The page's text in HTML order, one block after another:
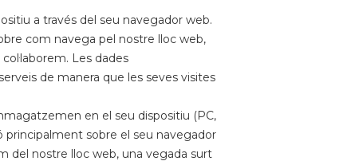
a través del seu navegador web.
com navega pel nostre lloc web,
Les dades
de manera que les seves visites
en el seu dispositiu (PC,
sobre el seu navegador
del nostre lloc web, una vegada surt